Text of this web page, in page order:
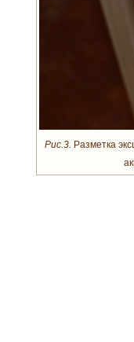
Рис.3. Разметка